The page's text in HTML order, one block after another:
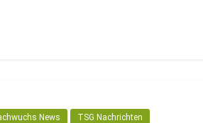
News TSG Nachrichten